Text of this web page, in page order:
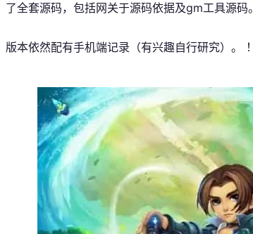
了全套源码，包括网关于源码依据及gm工具源码。
版本依然配有手机端记录（有兴趣自行研究）。 ！